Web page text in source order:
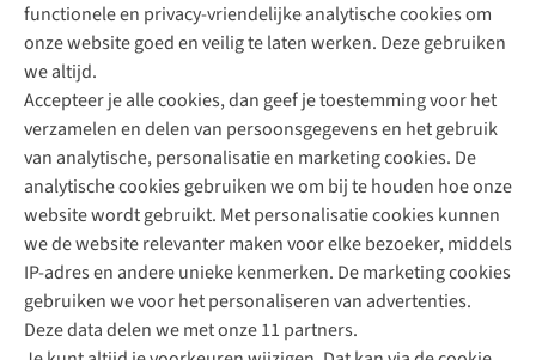
functionele en privacy-vriendelijke analytische cookies om
onze website goed en veilig te laten werken. Deze gebruiken
we altijd.
Accepteer je alle cookies, dan geef je toestemming voor het
verzamelen en delen van persoonsgegevens en het gebruik
van analytische, personalisatie en marketing cookies. De
analytische cookies gebruiken we om bij te houden hoe onze
website wordt gebruikt. Met personalisatie cookies kunnen
we de website relevanter maken voor elke bezoeker, middels
IP-adres en andere unieke kenmerken. De marketing cookies
gebruiken we voor het personaliseren van advertenties.
Deze data delen we met onze 11 partners.
Direct advies van een Buitenexpert
+31 (0)85 888 50 88
+31 6 12 28 49 80
Contactformulier